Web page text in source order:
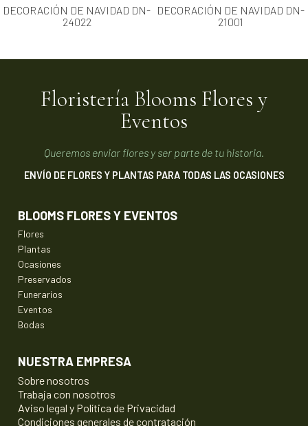
DECORACIÓN DE NAVIDAD DN-
24022
DECORACIÓN DE NAVIDAD DN-
21001
Floristería Blooms Flores y
Eventos
Queremos enviar flores y ser parte de tu historia.
ENVÍO DE FLORES Y PLANTAS PARA TODAS LAS OCASIONES
BLOOMS FLORES Y EVENTOS
Flores
Plantas
Ocasiones
Preservados
Funerarios
Eventos
Bodas
NUESTRA EMPRESA
Sobre nosotros
Trabaja con nosotros
Aviso legal y Política de Privacidad
Condiciones generales de contratación